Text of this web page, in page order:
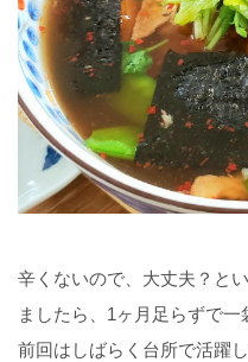
辛くないので、大丈夫？と
ましたら、1ヶ月足らずで一
前回はしばらく台所で活躍